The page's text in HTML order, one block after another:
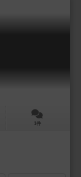
1件